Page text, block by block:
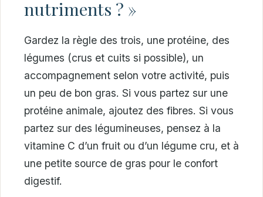
nutriments ? »
Gardez la règle des trois, une protéine, des
légumes (crus et cuits si possible), un
accompagnement selon votre activité, puis
un peu de bon gras. Si vous partez sur une
protéine animale, ajoutez des fibres. Si vous
partez sur des légumineuses, pensez à la
vitamine C d’un fruit ou d’un légume cru, et à
une petite source de gras pour le confort
digestif.